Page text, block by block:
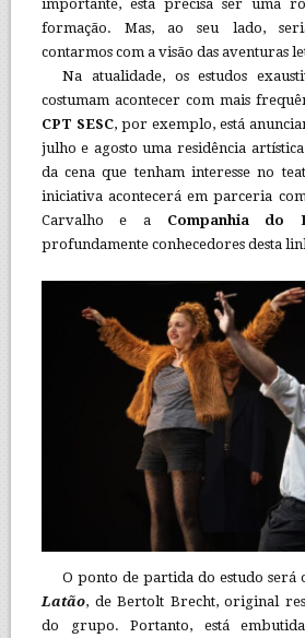
importante, esta precisa ser uma
formação. Mas, ao seu lado,
contarmos com a visão das aventuras
Na atualidade, os estudos
costumam acontecer com mais
CPT SESC, por exemplo, está
julho e agosto uma residência
da cena que tenham interesse no
iniciativa acontecerá em parceria
Carvalho e a Companhia do
profundamente conhecedores desta
O ponto de partida do estudo será
Latão, de Bertolt Brecht, original
do grupo. Portanto, está